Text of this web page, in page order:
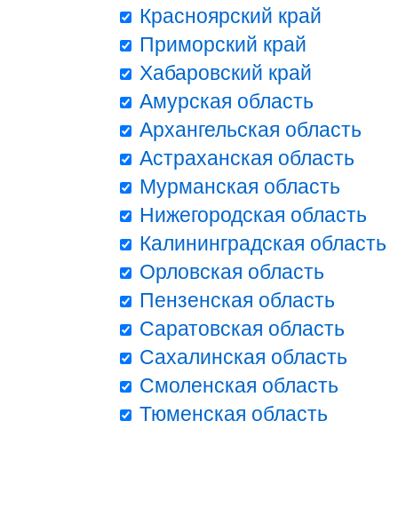
Красноярский край
Приморский край
Хабаровский край
Амурская область
Архангельская область
Астраханская область
Мурманская область
Нижегородская область
Калининградская область
Орловская область
Пензенская область
Саратовская область
Сахалинская область
Смоленская область
Тюменская область